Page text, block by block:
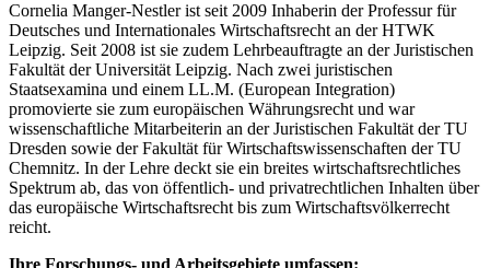
Cornelia Manger-Nestler ist seit 2009 Inhaberin der Professur für
Deutsches und Internationales Wirtschaftsrecht an der HTWK
Leipzig. Seit 2008 ist sie zudem Lehrbeauftragte an der Juristischen
Fakultät der Universität Leipzig. Nach zwei juristischen
Staatsexamina und einem LL.M. (European Integration)
promovierte sie zum europäischen Währungsrecht und war
wissenschaftliche Mitarbeiterin an der Juristischen Fakultät der TU
Dresden sowie der Fakultät für Wirtschaftswissenschaften der TU
Chemnitz. In der Lehre deckt sie ein breites wirtschaftsrechtliches
Spektrum ab, das von öffentlich- und privatrechtlichen Inhalten über
das europäische Wirtschaftsrecht bis zum Wirtschaftsvölkerrecht
reicht.